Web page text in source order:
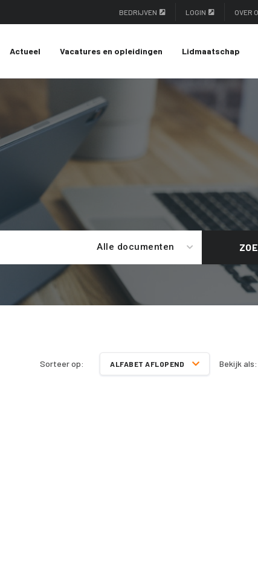
BEDRIJVEN LOGIN OVER
Actueel Vacatures en opleidingen Lidmaatschap
Alle documenten
Sorteer op: ALFABET AFLOPEND Bekijk als: